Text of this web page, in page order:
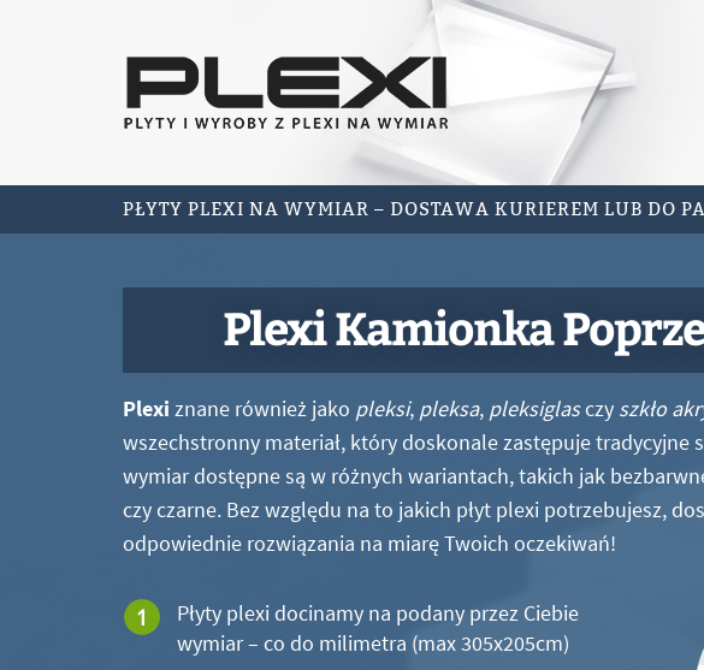
PŁYTY PLEXI NA WYMIAR – DOSTAWA KURIEREM LUB DO
Plexi Kamionka
Plexi znane również jako pleksi, pleksa, pleksiglasczy szkło
wszechstronny materiał, który doskonale zastępuje tradycyjne
wymiar dostępne są w różnych wariantach, takich jak
czy czarne. Bez względu na to jakich płyt plexi potrzebujesz,
odpowiednie rozwiązania na miarę Twoich oczekiwań!
Płyty plexi docinamy na podany przez Ciebie
wymiar – co do milimetra (max 305x205cm)